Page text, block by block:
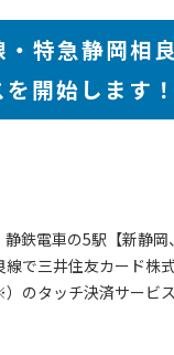
特急静岡相
開始します！
鉄電車の5駅【新静
で三井住友カード株
のタッチ決済サービ